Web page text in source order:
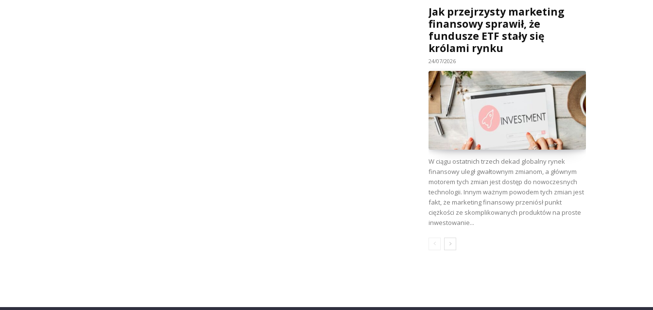
Jak przejrzysty marketing
finansowy sprawił, że
fundusze ETF stały się
królami rynku
24/07/2026
W ciągu ostatnich trzech dekad globalny rynek
finansowy uległ gwałtownym zmianom, a głównym
motorem tych zmian jest dostęp do nowoczesnych
technologii. Innym ważnym powodem tych zmian jest
fakt, że marketing finansowy przeniósł punkt
ciężkości ze skomplikowanych produktów na proste
inwestowanie...